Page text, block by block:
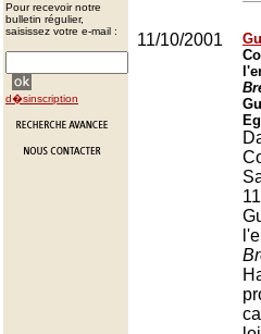
Pour recevoir notre
bulletin régulier,
saisissez votre e-mail :
d�sinscription
11/10/2001